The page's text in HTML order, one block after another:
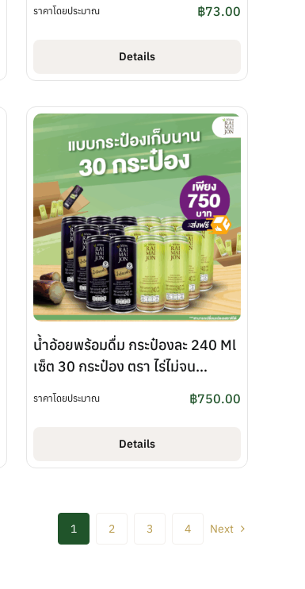
ราคาโดยประมาณ ฿73.00
Details
น้ำอ้อยพร้อมดื่ม กระป๋องละ 240 Ml
เซ็ต 30 กระป๋อง ตรา ไร่ไม่จน
ราคาโดยประมาณ ฿750.00
Details
1 2 3 4 Next